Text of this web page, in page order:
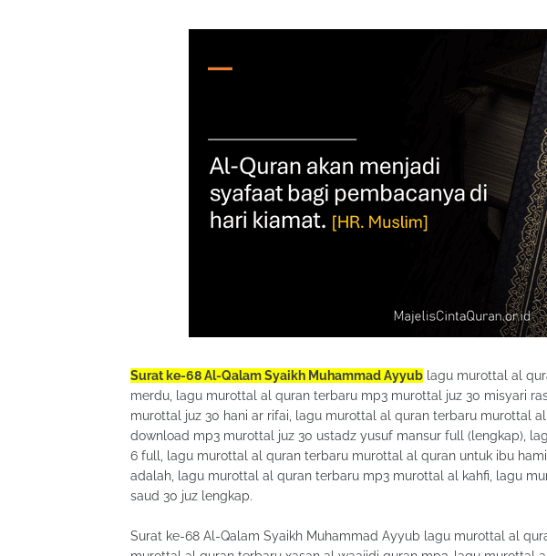
Surat ke-68 Al-Qalam Syaikh Muhammad Ayyub lagu murottal al
merdu, lagu murottal al quran terbaru mp3 murottal juz 30 misyari
murottal juz 30 hani ar rifai, lagu murottal al quran terbaru murottal
download mp3 murottal juz 30 ustadz yusuf mansur full (lengkap),
6 full, lagu murottal al quran terbaru murottal al quran untuk ibu
adalah, lagu murottal al quran terbaru mp3 murottal al kahfi, lagu
saud 30 juz lengkap.
Surat ke-68 Al-Qalam Syaikh Muhammad Ayyub lagu murottal al